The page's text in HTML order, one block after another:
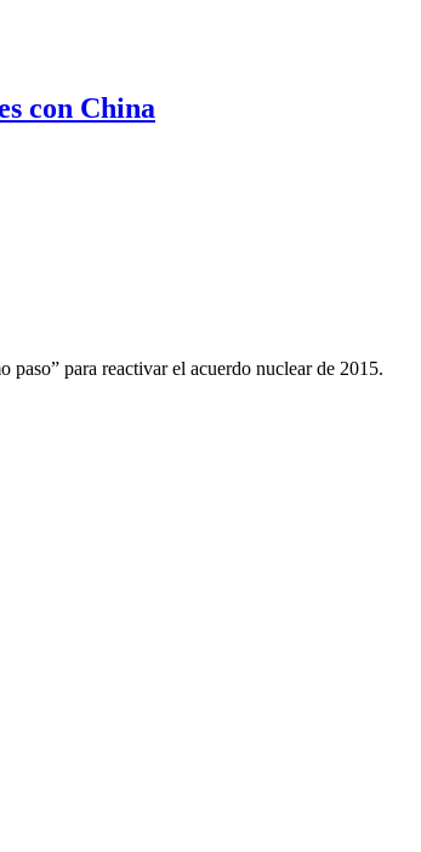
con China
para reactivar el acuerdo nuclear de 2015.